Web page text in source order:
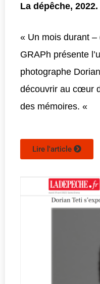
La dépêche, 2022.
« Un mois durant
GRAPh présente
photographe
découvrir au cœur
des mémoires. «
Lire l'article